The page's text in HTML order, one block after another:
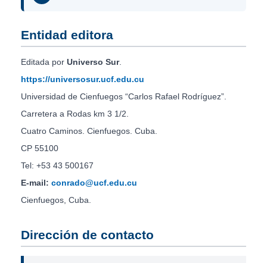
Entidad editora
Editada por Universo Sur.
https://universosur.ucf.edu.cu
Universidad de Cienfuegos “Carlos Rafael Rodríguez”.
Carretera a Rodas km 3 1/2.
Cuatro Caminos. Cienfuegos. Cuba.
CP 55100
Tel: +53 43 500167
E-mail: conrado@ucf.edu.cu
Cienfuegos, Cuba.
Dirección de contacto